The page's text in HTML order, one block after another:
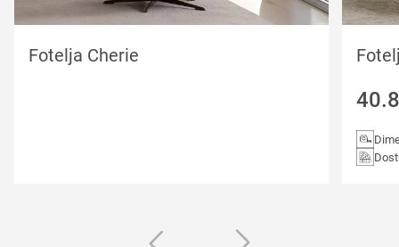
Fotelja Cherie